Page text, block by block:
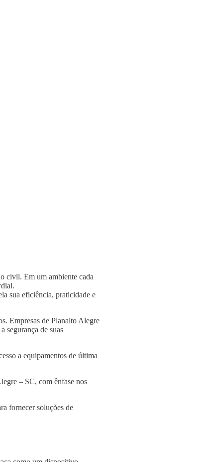
civil. Em um ambiente cada
sua eficiência, praticidade e
Empresas de Planalto Alegre
segurança de suas
a equipamentos de última
– SC, com ênfase nos
fornecer soluções de